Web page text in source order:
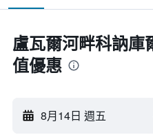
盧瓦爾河畔科訥庫
值優惠
8月14日 週五